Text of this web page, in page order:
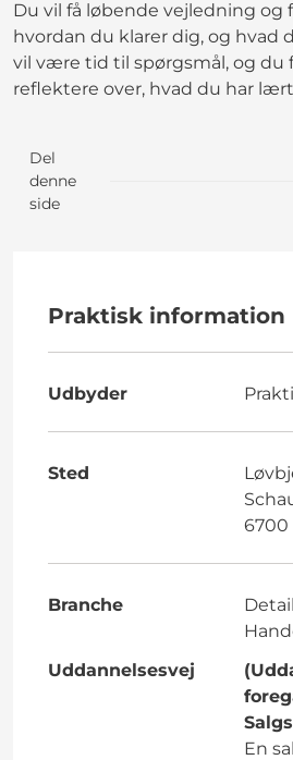
Du vil få løbende vejledning og
hvordan du klarer dig, og hvad
vil være tid til spørgsmål, og du
reflektere over, hvad du har
Del
denne
side
Praktisk information
Udbyder
Sted
6700
Branche
Uddannelsesvej
En